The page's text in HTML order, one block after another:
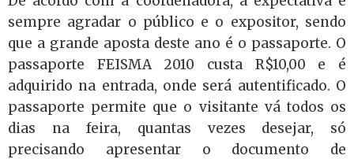
sempre agradar o público e o expositor, sendo
que a grande aposta deste ano é o passaporte. O
passaporte FEISMA 2010 custa R$10,00 e é
adquirido na entrada, onde será autentificado. O
passaporte permite que o visitante vá todos os
dias na feira, quantas vezes desejar, só
precisando apresentar o documento de